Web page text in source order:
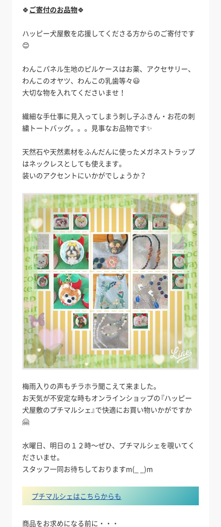
🍀 ご寄付のお品物🍀
ハッピー犬屋敷を応援してくださる方からのご寄付です
😊
わんこパネル生地のピルケースはお薬、アクセサリー、
わんこのオヤツ、わんこの乳歯等々😃
大切な物を入れてくださいませ！
繊細な手仕事に見入ってしまう刺し子ふきん・お花の刺
繍トートバッグ。。。見事なお品物です✨
天然石や天然素材をふんだんに使ったメガネストラップ
はネックレスとしても使えます。
装いのアクセントにいかがでしょうか？
梅雨入りの声もチラホラ聞こえて来ました。
お天気が不安定な時もオンラインショップの『ハッピー
犬屋敷のプチマルシェ』で快適にお買い物いかがですか
🤗
水曜日、明日の１２時～ぜひ、プチマルシェを覗いてく
ださいませ。
スタッフ一同お待ちしておりますm(_ _)m
プチマルシェはこちらからも
商品をお求めになる前に・・・